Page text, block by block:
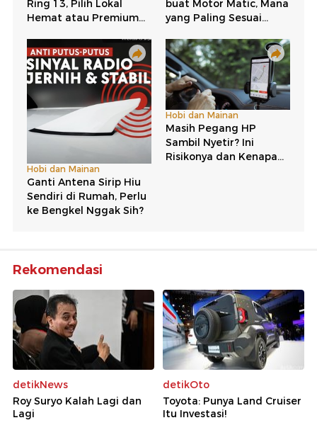
Rekomendasi
detikNews
Roy Suryo Kalah Lagi dan
Lagi
detikOto
Toyota: Punya Land Cruiser
Itu Investasi!